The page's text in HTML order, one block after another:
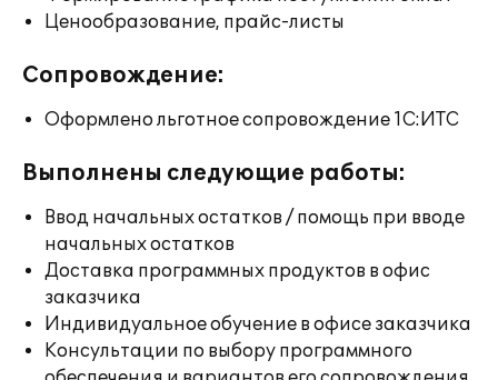
Ценообразование, прайс-листы
Сопровождение:
Оформлено льготное сопровождение 1С:ИТС
Выполнены следующие работы:
Ввод начальных остатков / помощь при вводе
начальных остатков
Доставка программных продуктов в офис
заказчика
Индивидуальное обучение в офисе заказчика
Консультации по выбору программного